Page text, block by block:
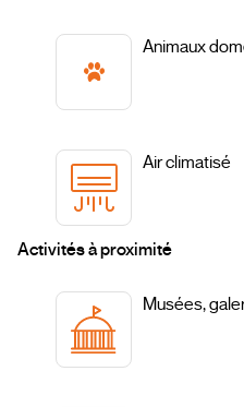
Animaux
Air climatisé
Activités à proximité
Musées,